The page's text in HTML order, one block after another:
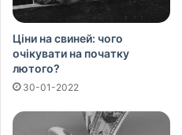
Ціни на свиней: чого
очікувати на початку
лютого?
30-01-2022